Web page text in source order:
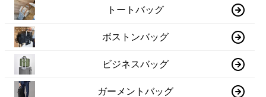
トートバッグ
ボストンバッグ
ビジネスバッグ
ガーメントバッグ